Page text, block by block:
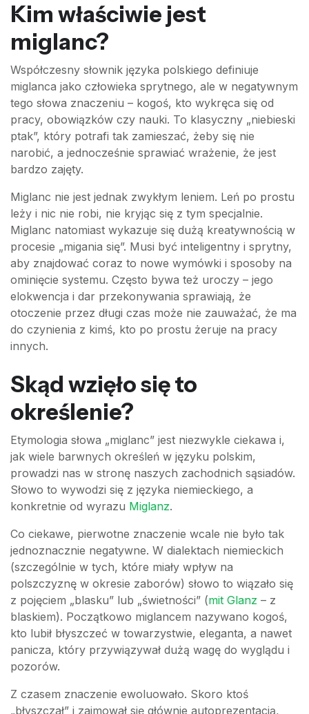
Kim właściwie jest
miglanc?
Współczesny słownik języka polskiego definiuje
miglanca jako człowieka sprytnego, ale w negatywnym
tego słowa znaczeniu – kogoś, kto wykręca się od
pracy, obowiązków czy nauki. To klasyczny „niebieski
ptak”, który potrafi tak zamieszać, żeby się nie
narobić, a jednocześnie sprawiać wrażenie, że jest
bardzo zajęty.
Miglanc nie jest jednak zwykłym leniem. Leń po prostu
leży i nic nie robi, nie kryjąc się z tym specjalnie.
Miglanc natomiast wykazuje się dużą kreatywnością w
procesie „migania się”. Musi być inteligentny i sprytny,
aby znajdować coraz to nowe wymówki i sposoby na
ominięcie systemu. Często bywa też uroczy – jego
elokwencja i dar przekonywania sprawiają, że
otoczenie przez długi czas może nie zauważać, że ma
do czynienia z kimś, kto po prostu żeruje na pracy
innych.
Skąd wzięło się to
określenie?
Etymologia słowa „miglanc” jest niezwykle ciekawa i,
jak wiele barwnych określeń w języku polskim,
prowadzi nas w stronę naszych zachodnich sąsiadów.
Słowo to wywodzi się z języka niemieckiego, a
konkretnie od wyrazu Miglanz.
Co ciekawe, pierwotne znaczenie wcale nie było tak
jednoznacznie negatywne. W dialektach niemieckich
(szczególnie w tych, które miały wpływ na
polszczyznę w okresie zaborów) słowo to wiązało się
z pojęciem „blasku” lub „świetności” (mit Glanz – z
blaskiem). Początkowo miglancem nazywano kogoś,
kto lubił błyszczeć w towarzystwie, eleganta, a nawet
panicza, który przywiązywał dużą wagę do wyglądu i
pozorów.
Z czasem znaczenie ewoluowało. Skoro ktoś
„błyszczał” i zajmował się głównie autoprezentacją,